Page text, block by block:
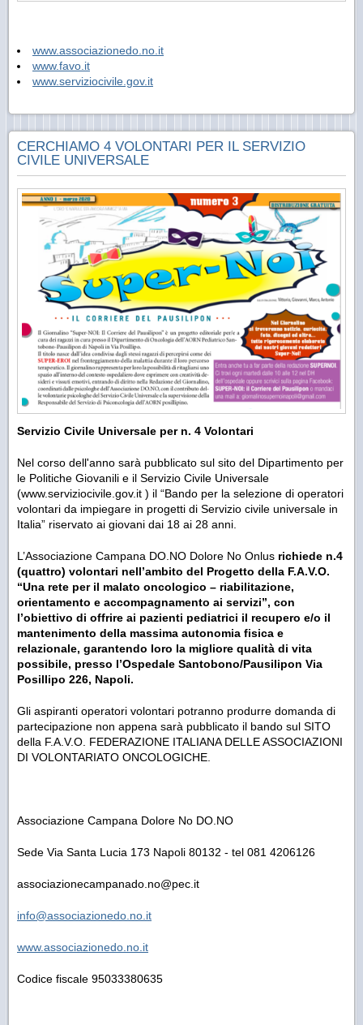
www.associazionedo.no.it
www.favo.it
www.serviziocivile.gov.it
CERCHIAMO 4 VOLONTARI PER IL SERVIZIO
CIVILE UNIVERSALE
Servizio Civile Universale per n. 4 Volontari
Nel corso dell'anno sarà pubblicato sul sito del Dipartimento per
le Politiche Giovanili e il Servizio Civile Universale
(www.serviziocivile.gov.it ) il “Bando per la selezione di operatori
volontari da impiegare in progetti di Servizio civile universale in
Italia” riservato ai giovani dai 18 ai 28 anni.
L’Associazione Campana DO.NO Dolore No Onlus richiede n.4
(quattro) volontari nell’ambito del Progetto della F.A.V.O.
“Una rete per il malato oncologico – riabilitazione,
orientamento e accompagnamento ai servizi”, con
l’obiettivo di offrire ai pazienti pediatrici il recupero e/o il
mantenimento della massima autonomia fisica e
relazionale, garantendo loro la migliore qualità di vita
possibile, presso l’Ospedale Santobono/Pausilipon Via
Posillipo 226, Napoli.
Gli aspiranti operatori volontari potranno produrre domanda di
partecipazione non appena sarà pubblicato il bando sul SITO
della F.A.V.O. FEDERAZIONE ITALIANA DELLE ASSOCIAZIONI
DI VOLONTARIATO ONCOLOGICHE.
Associazione Campana Dolore No DO.NO
Sede Via Santa Lucia 173 Napoli 80132 - tel 081 4206126
associazionecampanado.no@pec.it
info@associazionedo.no.it
www.associazionedo.no.it
Codice fiscale 95033380635